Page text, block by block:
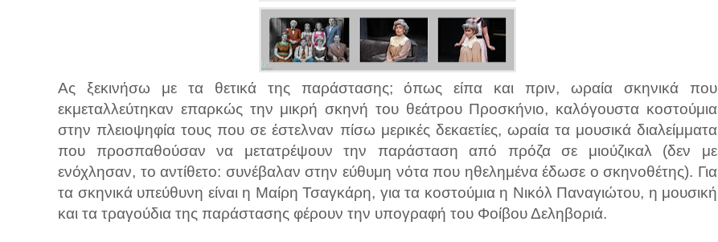
Ας ξεκινήσω με τα θετικά της παράστασης; όπως είπα και πριν, ωραία σκηνικά που
εκμεταλλεύτηκαν επαρκώς την μικρή σκηνή του θεάτρου Προσκήνιο, καλόγουστα κοστούμια
στην πλειοψηφία τους που σε έστελναν πίσω μερικές δεκαετίες, ωραία τα μουσικά διαλείμματα
που προσπαθούσαν να μετατρέψουν την παράσταση από πρόζα σε μιούζικαλ (δεν με
ενόχλησαν, το αντίθετο: συνέβαλαν στην εύθυμη νότα που ηθελημένα έδωσε ο σκηνοθέτης). Για
τα σκηνικά υπεύθυνη είναι η Μαίρη Τσαγκάρη, για τα κοστούμια η Νικόλ Παναγιώτου, η μουσική
και τα τραγούδια της παράστασης φέρουν την υπογραφή του Φοίβου Δεληβοριά.